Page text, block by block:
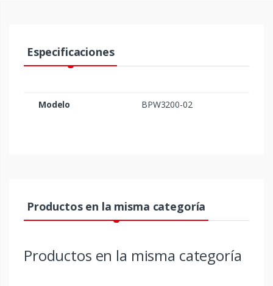
Especificaciones
Modelo BPW3200-02
Productos en la misma categoría
Productos en la misma categoría